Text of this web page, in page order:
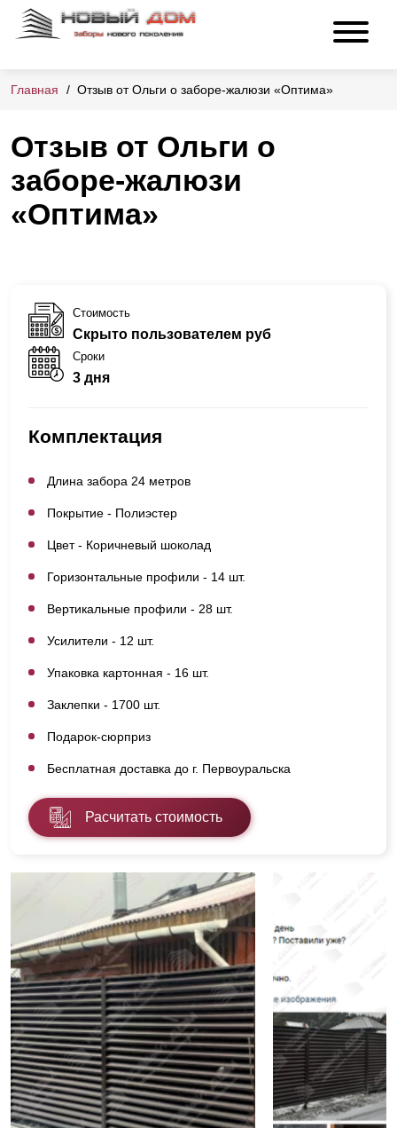
Главная Отзыв от Ольги о заборе-жалюзи «Оптима»
Отзыв от Ольги о
заборе-жалюзи
«Оптима»
Стоимость
Скрыто пользователем руб
Сроки
3 дня
Комплектация
Длина забора 24 метров
Покрытие - Полиэстер
Цвет - Коричневый шоколад
Горизонтальные профили - 14 шт.
Вертикальные профили - 28 шт.
Усилители - 12 шт.
Упаковка картонная - 16 шт.
Заклепки - 1700 шт.
Подарок-сюрприз
Бесплатная доставка до г. Первоуральска
Расчитать стоимость